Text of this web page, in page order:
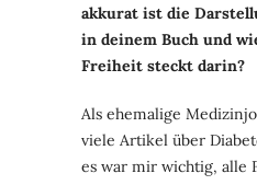
akkurat ist die
in deinem Buch und
Freiheit steckt darin?
Als ehemalige
viele Artikel über
es war mir wichtig, alle